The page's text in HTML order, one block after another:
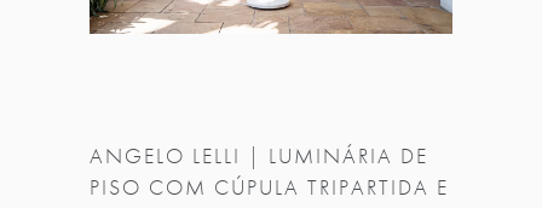
ANGELO LELLI | LUMINÁRIA DE
PISO COM CÚPULA TRIPARTIDA E